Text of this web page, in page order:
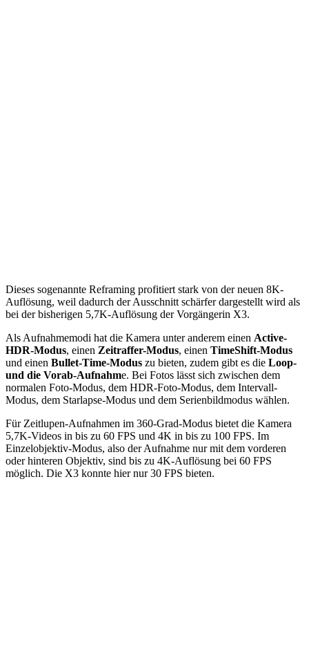
Dieses sogenannte Reframing profitiert stark von der neuen 8K-
Auflösung, weil dadurch der Ausschnitt schärfer dargestellt wird als
bei der bisherigen 5,7K-Auflösung der Vorgängerin X3.
Als Aufnahmemodi hat die Kamera unter anderem einen Active-
HDR-Modus, einen Zeitraffer-Modus, einen TimeShift-Modus
und einen Bullet-Time-Modus zu bieten, zudem gibt es die Loop-
und die Vorab-Aufnahme. Bei Fotos lässt sich zwischen dem
normalen Foto-Modus, dem HDR-Foto-Modus, dem Intervall-
Modus, dem Starlapse-Modus und dem Serienbildmodus wählen.
Für Zeitlupen-Aufnahmen im 360-Grad-Modus bietet die Kamera
5,7K-Videos in bis zu 60 FPS und 4K in bis zu 100 FPS. Im
Einzelobjektiv-Modus, also der Aufnahme nur mit dem vorderen
oder hinteren Objektiv, sind bis zu 4K-Auflösung bei 60 FPS
möglich. Die X3 konnte hier nur 30 FPS bieten.